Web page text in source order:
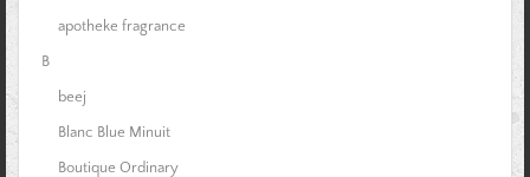
apotheke fragrance
B
beej
Blanc Blue Minuit
Boutique Ordinary